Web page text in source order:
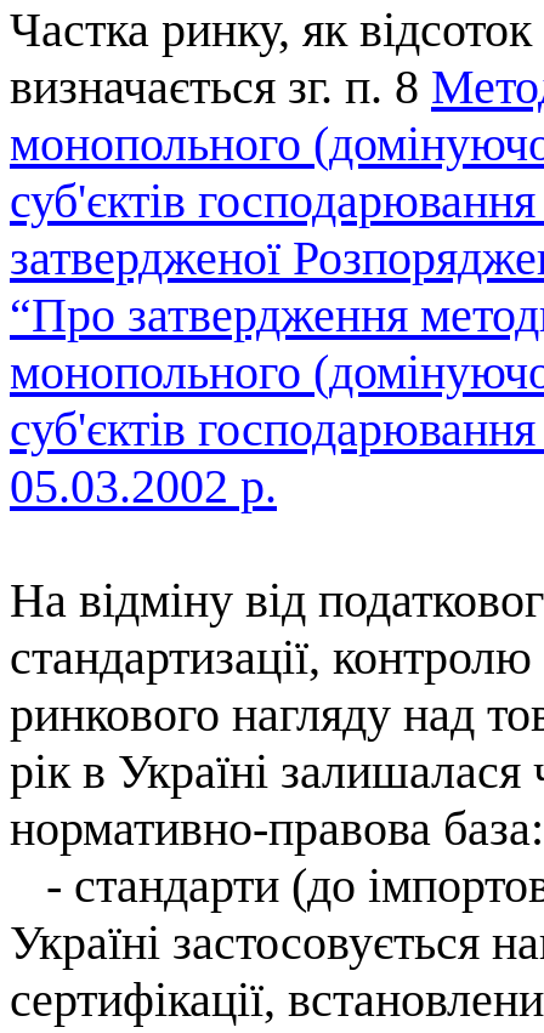
Частка ринку, як
визначається зг. п. 8
монопольного
суб'єктів
затвердженої
“Про затвердження
монопольного
суб'єктів
05.03.2002 р.
На відміну від
стандартизації, контролю
ринкового нагляду над
рік в Україні
нормативно-правова база:
- стандарти (до
Україні застосовується
сертифікації,